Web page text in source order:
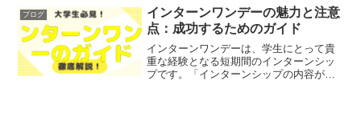
報を、わかりやすく解説します！レポト
ンこの記事は次のよ...
ブログ
インターンワンデーの魅力と注意
点：成功するためのガイド
インターンワンデーは、学生にとって貴
重な経験となる短期間のインターンシッ
プです。「インターンシップの内容が分